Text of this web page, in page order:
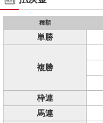
種類
単勝
複勝
枠連
馬連